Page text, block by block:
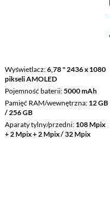
Wyświetlacz 6,78 " 2436 x 1080
pikseli AMOLED
Pojemność baterii 5000 mAh
Pamięć RAM/wewnętrzna 12 GB
/ 256 GB
Aparaty tylny/przedni 108 Mpix
+ 2 Mpix + 2 Mpix / 32 Mpix